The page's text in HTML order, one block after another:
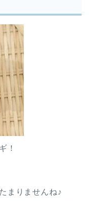
！
まりませんね♪